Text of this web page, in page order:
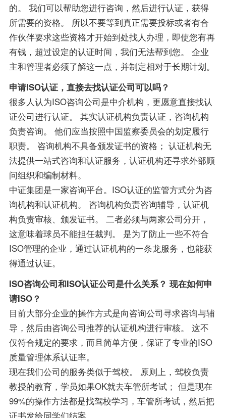
的。 我们可以帮助您进行咨询，然后进行认证，获得
所需要的资格。 所以不要等到真正需要投标或者有合
作伙伴要求这些资格才开始到处找人办理，即使您有再
有钱，超过设定的认证时间，我们无法帮到您。 企业
主和管理者必须了解这一点，并制定相对于长期计划。
申请ISO认证，直接去找认证公司可以吗？
很多人认为ISO咨询公司是中介机构，更愿意直接找认
证公司进行认证。 其实认证机构负责认证，咨询机构
负责咨询。 他们应当按照中国监察委员会的划定履行
职责。 咨询机构不具备颁发证书的资格； 认证机构无
法提供一站式咨询和认证服务，认证机构还寻求外部顾
问组织和编制材料。
中证集团是一家咨询平台。ISO认证的监管方式分为咨
询机构和认证机构。 咨询机构负责咨询辅导，认证机
构负责审核、颁发证书。 二者必须与两家公司分开，
这意味着球员不能担任裁判。 是为了防止一些不符合
ISO管理的企业，通过认证机构的一条龙服务，也能获
得通过认证。
ISO咨询公司和ISO认证公司是什么关系？ 现在如何申
请ISO？
目前大部分企业的操作方式是向咨询公司寻求咨询与辅
导，然后由咨询公司推荐的认证机构进行审核。 这不
仅符合规定的要求，而且简单方便，保证了专业的ISO
质量管理体系认证率。
现在我们公司的服务类似于驾校。 原则上，驾校负责
教授的教育，学员如果OK就去车管所考试； 但是现在
99%的操作方法都是找驾校学习，车管所考试，然后把
证书发给同学们结案。